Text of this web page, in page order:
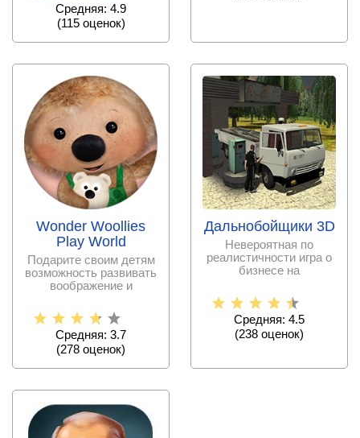
Средняя: 4.9
(115оценок)
Wonder Woollies
Play World
Подарите своим детям
возможность развивать
воображение и
миром
Средняя: 3.7
(278 оценок)
Дальнобойщики 3D
Невероятная по
реалистичности игра о
бизнесе на
садитесь за руль и
Средняя: 4.5
(238 оценок)